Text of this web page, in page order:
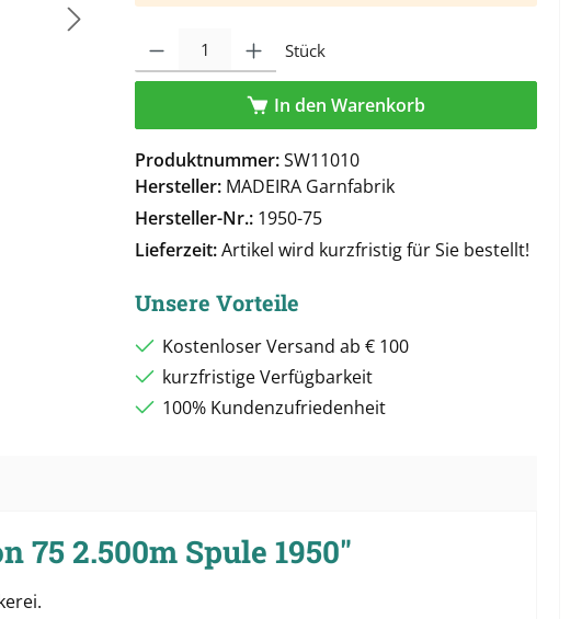
Stück
In den Warenkorb
Produktnummer:SW11010
Hersteller: MADEIRA Garnfabrik
Hersteller-Nr.: 1950-75
Lieferzeit:Artikel wird kurzfristig für Sie bestellt!
Unsere Vorteile
Kostenloser Versand ab € 100
kurzfristige Verfügbarkeit
100% Kundenzufriedenheit
2.500m Spule 1950"